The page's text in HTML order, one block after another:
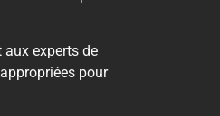
experts de
pour